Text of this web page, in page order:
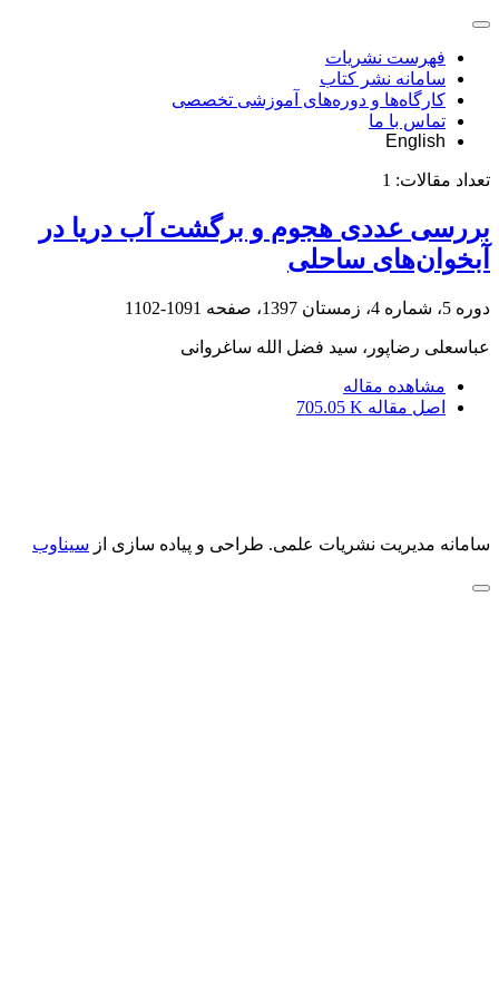
فهرست نشریات
سامانه نشر کتاب
کارگاه‌ها و دوره‌های آموزشی تخصصی
تماس با ما
English
تعداد مقالات: 1
بررسی عددی هجوم و برگشت آب دریا در
آبخوان‌های ساحلی
دوره 5، شماره 4، زمستان 1397، صفحه 1091-1102
عباسعلی رضاپور، سید فضل الله ساغروانی
مشاهده مقاله
اصل مقاله 705.05 K
سامانه مدیریت نشریات علمی. طراحی و پیاده سازی از سیناوب